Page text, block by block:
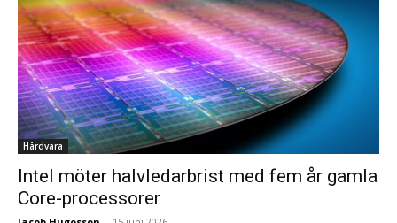
Hårdvara
Intel möter halvledarbrist med fem år gamla
Core-processorer